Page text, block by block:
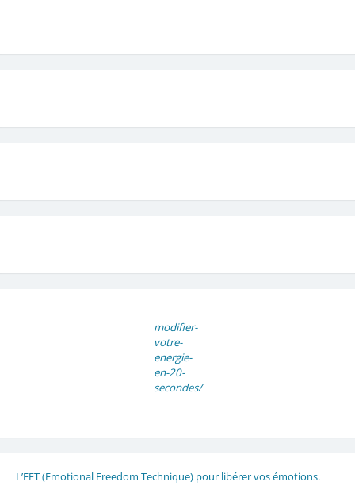
modifier-
votre-
energie-
en-20-
secondes/
L’EFT (Emotional Freedom Technique) pour libérer vos émotions.